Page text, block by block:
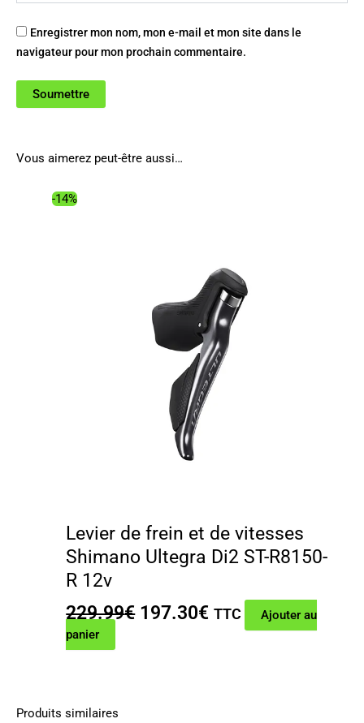
Enregistrer mon nom, mon e-mail et mon site dans le
navigateur pour mon prochain commentaire.
Vous aimerez peut-être aussi…
-14%
Levier de frein et de vitesses
Shimano Ultegra Di2 ST-R8150-
R 12v
229.99€ Le
197.30€ Le
TTC
Ajouter au
panier
Produits similaires